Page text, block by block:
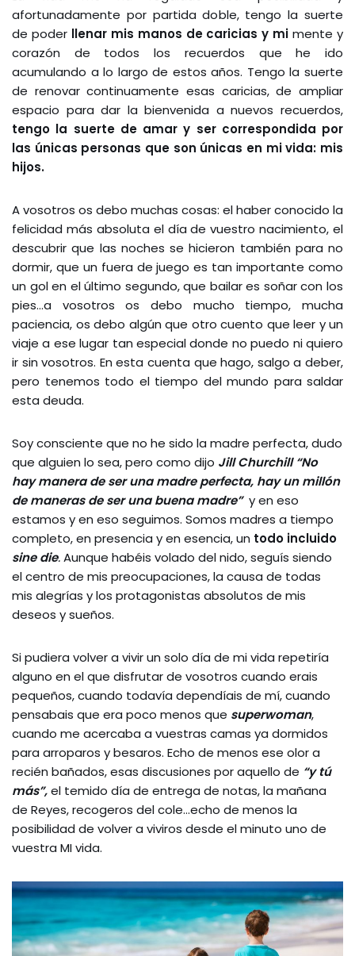
afortunadamente por partida doble, tengo la suerte
de poder llenar mis manos de caricias y mimente y
corazón de todos los recuerdos que he ido
acumulando a lo largo de estos años. Tengo la suerte
de renovar continuamente esas caricias, de ampliar
espacio para dar la bienvenida a nuevos recuerdos,
tengo la suerte de amar y ser correspondida por
las únicas personas que son únicas en mi vida: mis
hijos.
A vosotros os debo muchas cosas: el haber conocido la
felicidad más absoluta el día de vuestro nacimiento, el
descubrir que las noches se hicieron también para no
dormir, que un fuera de juego es tan importante como
un gol en el último segundo, que bailar es soñar con los
pies…a vosotros os debo mucho tiempo, mucha
paciencia, os debo algún que otro cuento que leer y un
viaje a ese lugar tan especial donde no puedo ni quiero
ir sin vosotros. En esta cuenta que hago, salgo a deber,
pero tenemos todo el tiempo del mundo para saldar
esta deuda.
Soy consciente que no he sido la madre perfecta, dudo
que alguien lo sea, pero como dijo Jill Churchill “No
hay manera de ser una madre perfecta, hay un millón
de maneras de ser una buena madre”y en eso
estamos y en eso seguimos. Somos madres a tiempo
completo, en presencia y en esencia, un todo incluido
sine die.Aunque habéis volado del nido, seguís siendo
el centro de mis preocupaciones, la causa de todas
mis alegrías y los protagonistas absolutos de mis
deseos y sueños.
Si pudiera volver a vivir un solo día de mi vida repetiría
alguno en el que disfrutar de vosotros cuando erais
pequeños, cuando todavía dependíais de mí, cuando
pensabais que era poco menos que superwoman,
cuando me acercaba a vuestras camas ya dormidos
para arroparos y besaros. Echo de menos ese olor a
recién bañados, esas discusiones por aquello de “y tú
más”,el temido día de entrega de notas, la mañana
de Reyes, recogeros del cole…echo de menos la
posibilidad de volver a viviros desde el minuto uno de
vuestra MI vida.